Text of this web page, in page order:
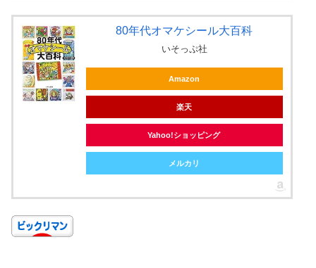
80年代オマケシール大百科
いそっぷ社
Amazon
楽天
Yahoo!ショッピング
メルカリ